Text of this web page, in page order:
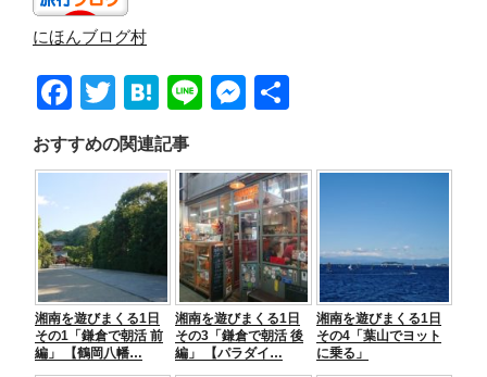
にほんブログ村
F
a
c
b
o
o
k
T
wi
tt
er
H
at
e
n
Li
e
M
ss
e
n
g
er
おすすめの関連記事
湘南を遊びまくる1日
その1「鎌倉で朝活 前
編」 【鶴岡八幡…
湘南を遊びまくる1日
その3「鎌倉で朝活 後
編」 【パラダイ…
湘南を遊びまくる1日
その4「葉山でヨット
に乗る」